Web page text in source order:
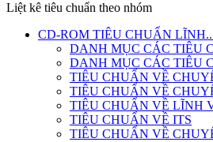
Liệt kê tiêu chuẩn theo nhóm
CD-ROM TIÊU CHUẨN
DANH MỤC CÁC TIÊU
DANH MỤC CÁC TIÊU
TIÊU CHUẨN VỀ
TIÊU CHUẨN VỀ
TIÊU CHUẨN VỀ LĨNH
TIÊU CHUẨN VỀ ITS
TIÊU CHUẨN VỀ